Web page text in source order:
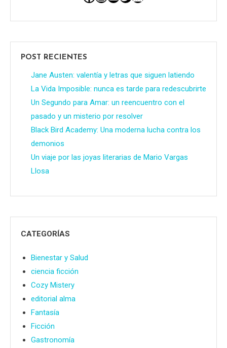
POST RECIENTES
Jane Austen: valentía y letras que siguen latiendo
La Vida Imposible: nunca es tarde para redescubrirte
Un Segundo para Amar: un reencuentro con el
pasado y un misterio por resolver
Black Bird Academy: Una moderna lucha contra los
demonios
Un viaje por las joyas literarias de Mario Vargas
Llosa
CATEGORÍAS
Bienestar y Salud
ciencia ficción
Cozy Mistery
editorial alma
Fantasía
Ficción
Gastronomía